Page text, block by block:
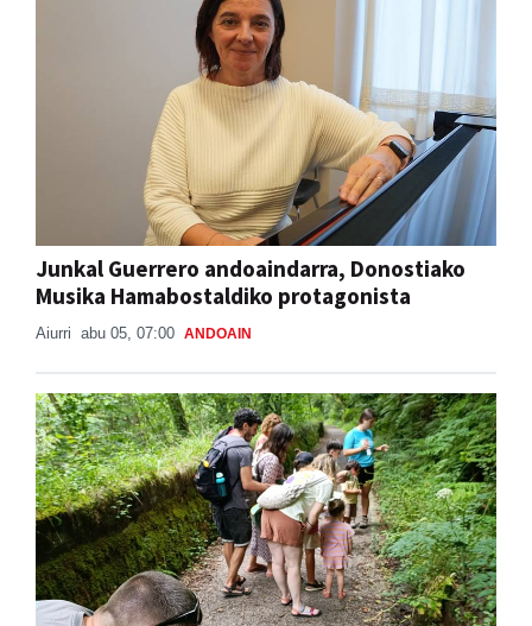
Junkal Guerrero andoaindarra, Donostiako
Musika Hamabostaldiko protagonista
Aiurri abu 05, 07:00 ANDOAIN